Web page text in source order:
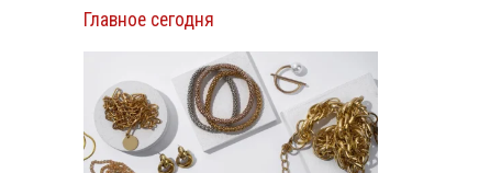
Главное сегодня